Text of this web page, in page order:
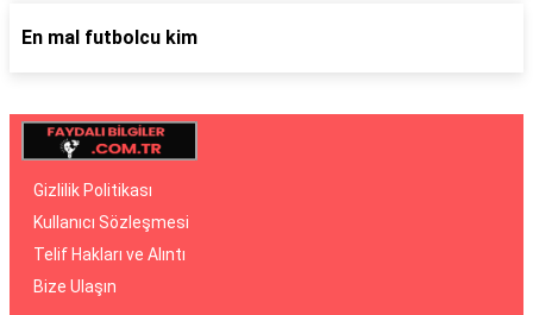
En mal futbolcu kim
Gizlilik Politikası
Kullanıcı Sözleşmesi
Telif Hakları ve Alıntı
Bize Ulaşın